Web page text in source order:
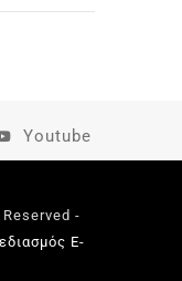
Youtube
-
E-